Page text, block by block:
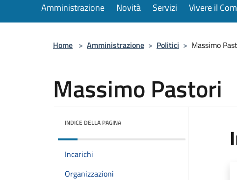
Amministrazione Novità Servizi Vivere il
Home > Amministrazione > Politici > Massimo
Massimo Pastori
INDICE DELLA PAGINA
Incarichi
Organizzazioni